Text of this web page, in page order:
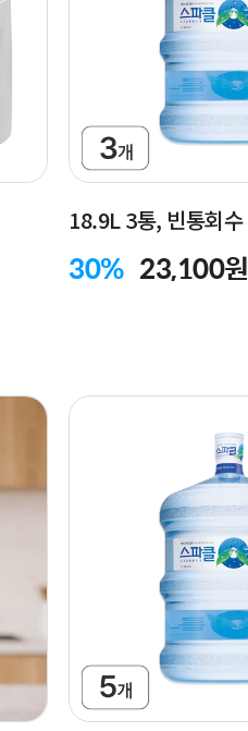
18.9L 3통, 빈통회수
30% 23,100원